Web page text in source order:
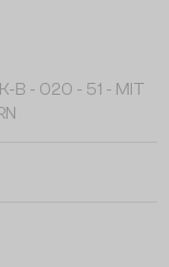
B - 020 - 51 - MIT